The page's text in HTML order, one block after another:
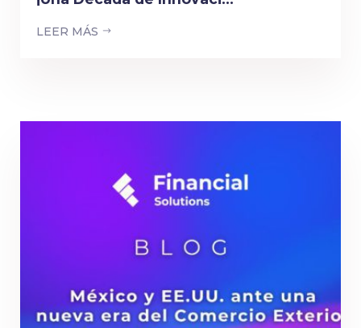
LEER MÁS